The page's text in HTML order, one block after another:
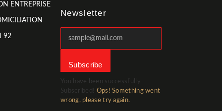
ENTREPRISE
92
Newsletter
Subscribe
You have been successfully
Subscribed!
Ops! Something went
wrong, please try again.